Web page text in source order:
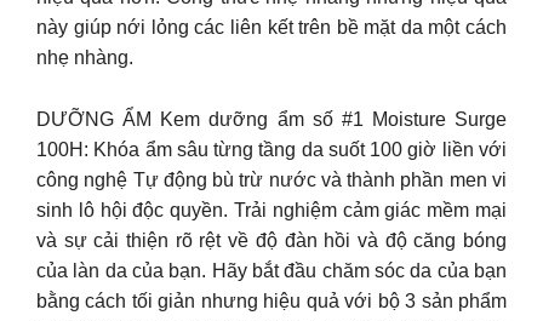
này giúp nới lỏng các liên kết trên bề mặt da một cách
nhẹ nhàng.
DƯỠNG ẨM Kem dưỡng ẩm số #1 Moisture Surge
100H: Khóa ẩm sâu từng tầng da suốt 100 giờ liền với
công nghệ Tự động bù trừ nước và thành phần men vi
sinh lô hội độc quyền. Trải nghiệm cảm giác mềm mại
và sự cải thiện rõ rệt về độ đàn hồi và độ căng bóng
của làn da của bạn. Hãy bắt đầu chăm sóc da của bạn
bằng cách tối giản nhưng hiệu quả với bộ 3 sản phẩm